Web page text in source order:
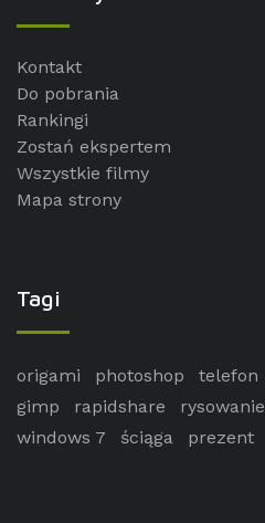
Kontakt
Do pobrania
Rankingi
Zostań ekspertem
Wszystkie filmy
Mapa strony
Tagi
origami photoshop telefon
gimp
rapidshare rysowanie
windows 7
ściąga prezent